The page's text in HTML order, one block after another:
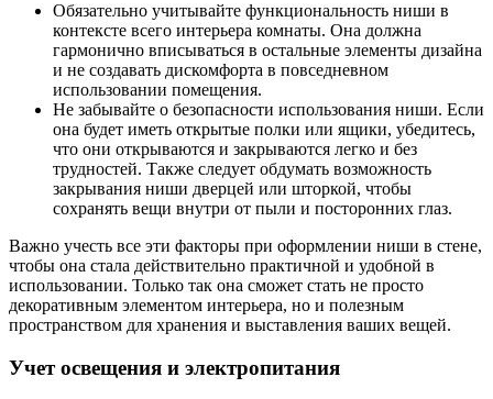
Обязательно учитывайте функциональность ниши в
контексте всего интерьера комнаты. Она должна
гармонично вписываться в остальные элементы дизайна
и не создавать дискомфорта в повседневном
использовании помещения.
Не забывайте о безопасности использования ниши. Если
она будет иметь открытые полки или ящики, убедитесь,
что они открываются и закрываются легко и без
трудностей. Также следует обдумать возможность
закрывания ниши дверцей или шторкой, чтобы
сохранять вещи внутри от пыли и посторонних глаз.
Важно учесть все эти факторы при оформлении ниши в стене,
чтобы она стала действительно практичной и удобной в
использовании. Только так она сможет стать не просто
декоративным элементом интерьера, но и полезным
пространством для хранения и выставления ваших вещей.
Учет освещения и электропитания